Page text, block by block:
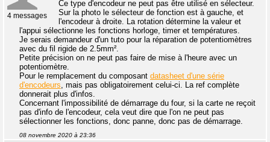
4 messages
Ce type d'encodeur ne peut pas être utilisé en sélecteur.
Sur la photo le sélecteur de fonction est à gauche, et
l'encodeur à droite. La rotation détermine la valeur et
l'appui sélectionne les fonctions horloge, timer et températures.
Je serais demandeur d'un tuto pour la réparation de potentiomètres
avec du fil rigide de 2.5mm².
Petite précision on ne peut pas faire de mise à l'heure avec un
potentiomètre.
Pour le remplacement du composant datasheet d'une série
d'encodeurs, mais pas obligatoirement celui-ci. La ref complète
donnerait plus d'infos.
Concernant l'impossibilité de démarrage du four, si la carte ne reçoit
pas d'info de l'encodeur, cela veut dire que l'on ne peut pas
sélectionner les fonctions, donc panne, donc pas de démarrage.
08 novembre 2020 à 23:36